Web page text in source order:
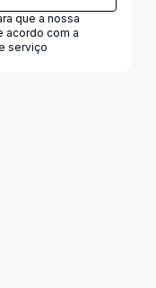
que a nossa
acordo com a
serviço